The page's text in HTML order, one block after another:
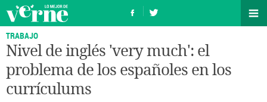
TRABAJO
Nivel de inglés 'very much': el
problema de los españoles en los
currículums